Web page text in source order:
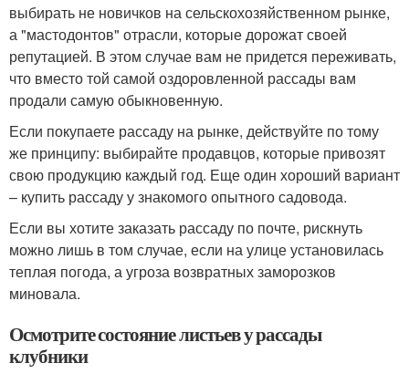
выбирать не новичков на сельскохозяйственном рынке,
а "мастодонтов" отрасли, которые дорожат своей
репутацией. В этом случае вам не придется переживать,
что вместо той самой оздоровленной рассады вам
продали самую обыкновенную.
Если покупаете рассаду на рынке, действуйте по тому
же принципу: выбирайте продавцов, которые привозят
свою продукцию каждый год. Еще один хороший вариант
– купить рассаду у знакомого опытного садовода.
Если вы хотите заказать рассаду по почте, рискнуть
можно лишь в том случае, если на улице установилась
теплая погода, а угроза возвратных заморозков
миновала.
Осмотрите состояние листьев у рассады
клубники